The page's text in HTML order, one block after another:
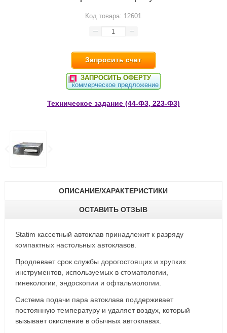
Код товара: 12601
Запросить счет
ЗАПРОСИТЬ ОФЕРТУ
коммерческое предложение
Техническое задание (44-Ф3, 223-Ф3)
ОПИСАНИЕ/ХАРАКТЕРИСТИКИ
ОСТАВИТЬ ОТЗЫВ
Statim кассетный автоклав принадлежит к разряду
компактных настольных автоклавов.
Продлевает срок службы дорогостоящих и хрупких
инструментов, используемых в стоматологии,
гинекологии, эндоскопии и офтальмологии.
Система подачи пара автоклава поддерживает
постоянную температуру и удаляет воздух, который
вызывает окисление в обычных автоклавах.